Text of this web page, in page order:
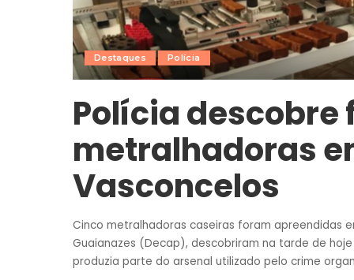
Destaques Polícia
Polícia descobre
metralhadoras
Vasconcelos
Cinco metralhadoras caseiras foram apreendidas
Guaianazes (Decap), descobriram na tarde de
produzia parte do arsenal utilizado pelo crime